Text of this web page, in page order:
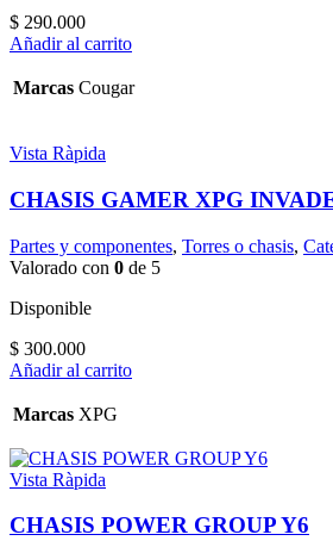
$ 290.000
Añadir al carrito
Marcas Cougar
Vista Ràpida
CHASIS GAMER XPG
Partes y componentes, Torres o chasis,
Valorado con 0 de 5
Disponible
$ 300.000
Añadir al carrito
Marcas XPG
Vista Ràpida
CHASIS POWER GROUP Y6